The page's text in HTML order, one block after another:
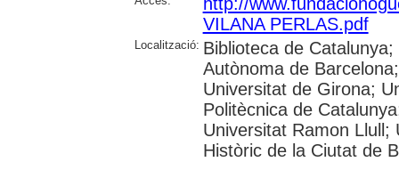
VILANA PERLAS.pdf
Localització: Biblioteca de
Autònoma de
Universitat de Girona;
Politècnica de
Universitat Ramon Llull;
Històric de la Ciutat de